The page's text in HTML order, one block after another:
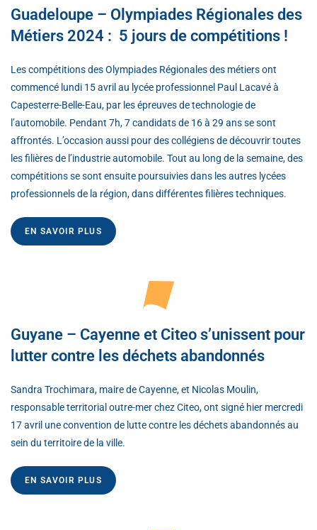
Guadeloupe – Olympiades Régionales des
Métiers 2024 : 5 jours de compétitions !
Les compétitions des Olympiades Régionales des métiers ont
commencé lundi 15 avril au lycée professionnel Paul Lacavé à
Capesterre-Belle-Eau, par les épreuves de technologie de
l’automobile. Pendant 7h, 7 candidats de 16 à 29 ans se sont
affrontés. L’occasion aussi pour des collégiens de découvrir toutes
les filières de l’industrie automobile. Tout au long de la semaine, des
compétitions se sont ensuite poursuivies dans les autres lycées
professionnels de la région, dans différentes filières techniques.
EN SAVOIR PLUS
Guyane – Cayenne et Citeo s’unissent pour
lutter contre les déchets abandonnés
Sandra Trochimara, maire de Cayenne, et Nicolas Moulin,
responsable territorial outre-mer chez Citeo, ont signé hier mercredi
17 avril une convention de lutte contre les déchets abandonnés au
sein du territoire de la ville.
EN SAVOIR PLUS